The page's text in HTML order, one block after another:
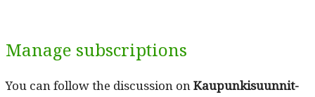
Manage subscriptions
You can fol­low the dis­cus­sion onKaupunkisu­un­nit­